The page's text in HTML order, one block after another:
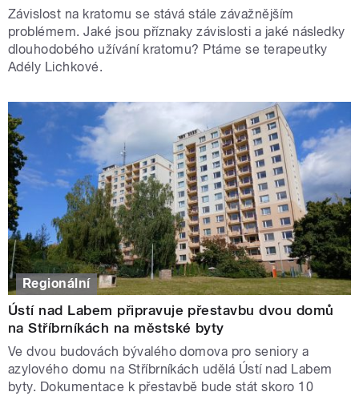
Závislost na kratomu se stává stále závažnějším
problémem. Jaké jsou příznaky závislosti a jaké následky
dlouhodobého užívání kratomu? Ptáme se terapeutky
Adély Lichkové.
Regionální
Ústí nad Labem připravuje přestavbu dvou domů
na Stříbrníkách na městské byty
Ve dvou budovách bývalého domova pro seniory a
azylového domu na Stříbrníkách udělá Ústí nad Labem
byty. Dokumentace k přestavbě bude stát skoro 10